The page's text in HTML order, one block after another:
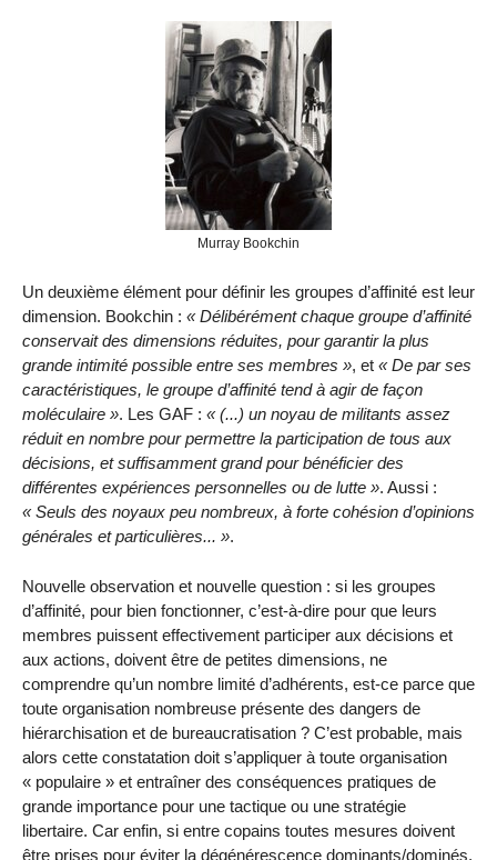
Murray Bookchin
Un deuxième élément pour définir les groupes d’affinité est leur
dimension. Bookchin :
Délibérément chaque groupe d’affinité
conservait des dimensions réduites, pour garantir la plus
grande intimité possible entre ses membres
, et
De par ses
caractéristiques, le groupe d’affinité tend à agir de façon
moléculaire
. Les GAF :
(...) un noyau de militants assez
réduit en nombre pour permettre la participation de tous aux
décisions, et suffisamment grand pour bénéficier des
différentes expériences personnelles ou de lutte
. Aussi :
Seuls des noyaux peu nombreux, à forte cohésion d’opinions
générales et particulières...
.
Nouvelle observation et nouvelle question : si les groupes
d’affinité, pour bien fonctionner, c’est-à-dire pour que leurs
membres puissent effectivement participer aux décisions et
aux actions, doivent être de petites dimensions, ne
comprendre qu’un nombre limité d’adhérents, est-ce parce que
toute organisation nombreuse présente des dangers de
hiérarchisation et de bureaucratisation ? C’est probable, mais
alors cette constatation doit s’appliquer à toute organisation
« populaire » et entraîner des conséquences pratiques de
grande importance pour une tactique ou une stratégie
libertaire. Car enfin, si entre copains toutes mesures doivent
être prises pour éviter la dégénérescence dominants/dominés,